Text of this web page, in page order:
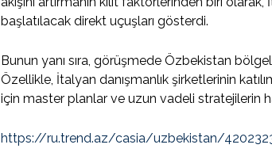
başlatılacak direkt uçuşları gösterdi.
Bunun yanı sıra, görüşmede Özbekistan
Özellikle, İtalyan danışmanlık şirketlerinin
için master planlar ve uzun vadeli stratejilerin
https://ru.trend.az/casia/uzbekistan/